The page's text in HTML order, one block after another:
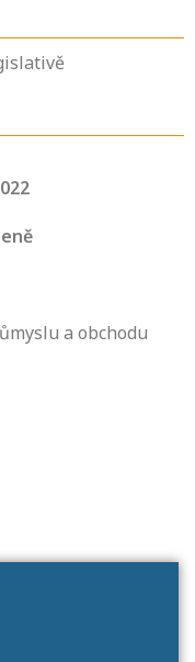
a obchodu
pro danou